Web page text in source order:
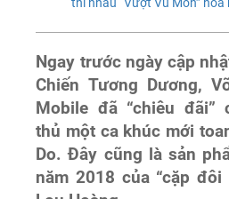
Ngay trước ngày cập
Chiến Tương Dương,
Mobile đã “chiêu đãi”
thủ một ca khúc mới
Do. Đây cũng là sản
năm 2018 của “cặp